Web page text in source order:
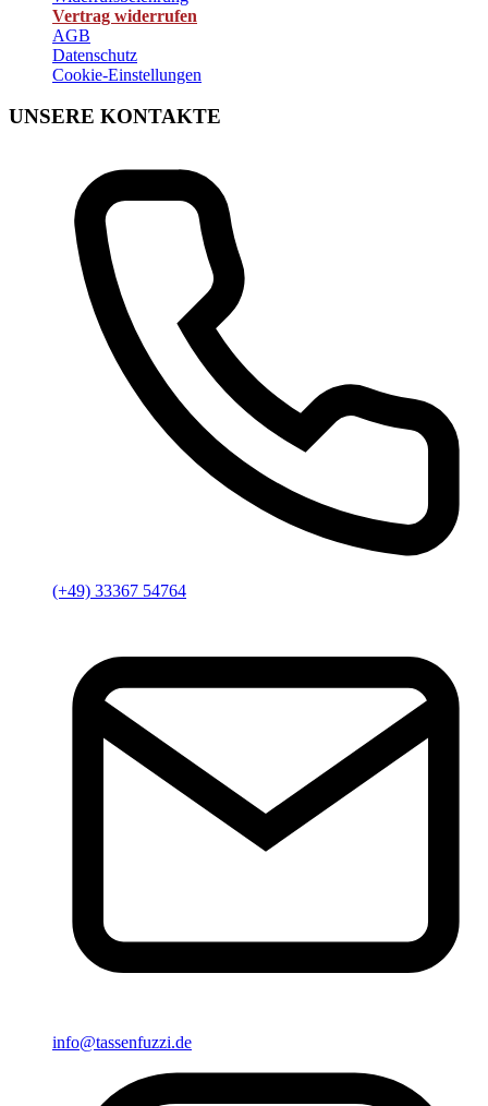
Vertrag widerrufen
AGB
Datenschutz
Cookie-Einstellungen
UNSERE KONTAKTE
(+49) 33367 54764
info@tassenfuzzi.de